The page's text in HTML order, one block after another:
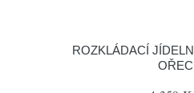
ROZKLÁDACÍ